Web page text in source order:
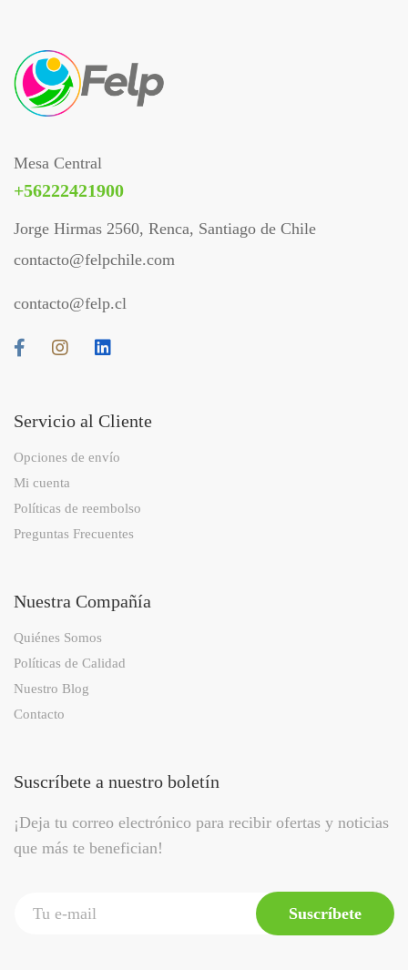
Mesa Central
+56222421900
Jorge Hirmas 2560, Renca, Santiago de Chile
contacto@felpchile.com
contacto@felp.cl
Servicio al Cliente
Opciones de envío
Mi cuenta
Políticas de reembolso
Preguntas Frecuentes
Nuestra Compañía
Quiénes Somos
Políticas de Calidad
Nuestro Blog
Contacto
Suscríbete a nuestro boletín
¡Deja tu correo electrónico para recibir ofertas y noticias
que más te benefician!
Suscríbete